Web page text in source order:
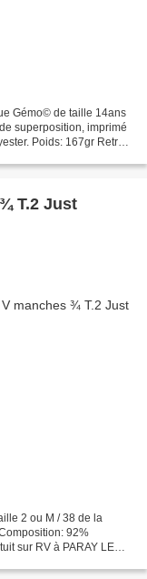
Gémo© de taille 14ans
superposition, imprimé
Poids: 167gr Retrait
T.2 Just
2 ou M / 38 de la
92%
sur RV à PARAY LE